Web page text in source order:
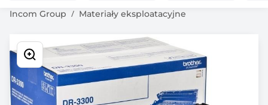
Incom Group Materiały eksploatacyjne